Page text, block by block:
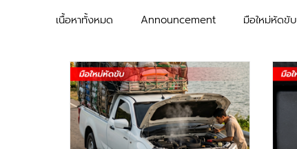
เนื้อหาทั้งหมด Announcement มือใหม่หัดขับ